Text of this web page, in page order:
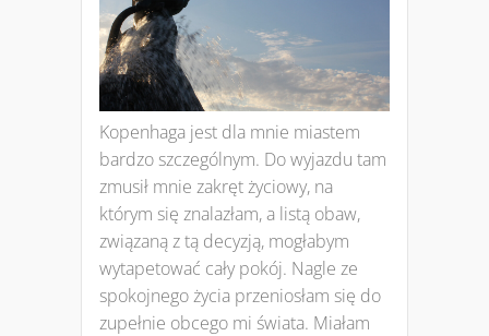
Kopenhaga jest dla mnie miastem
bardzo szczególnym. Do wyjazdu tam
zmusił mnie zakręt życiowy, na
którym się znalazłam, a listą obaw,
związaną z tą decyzją, mogłabym
wytapetować cały pokój. Nagle ze
spokojnego życia przeniosłam się do
zupełnie obcego mi świata. Miałam